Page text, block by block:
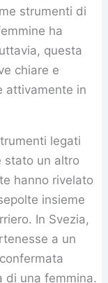
strumenti di
ha
questa
chiare e
attivamente in
legati
stato un altro
hanno rivelato
insieme
In Svezia,
a un
di una femmina.